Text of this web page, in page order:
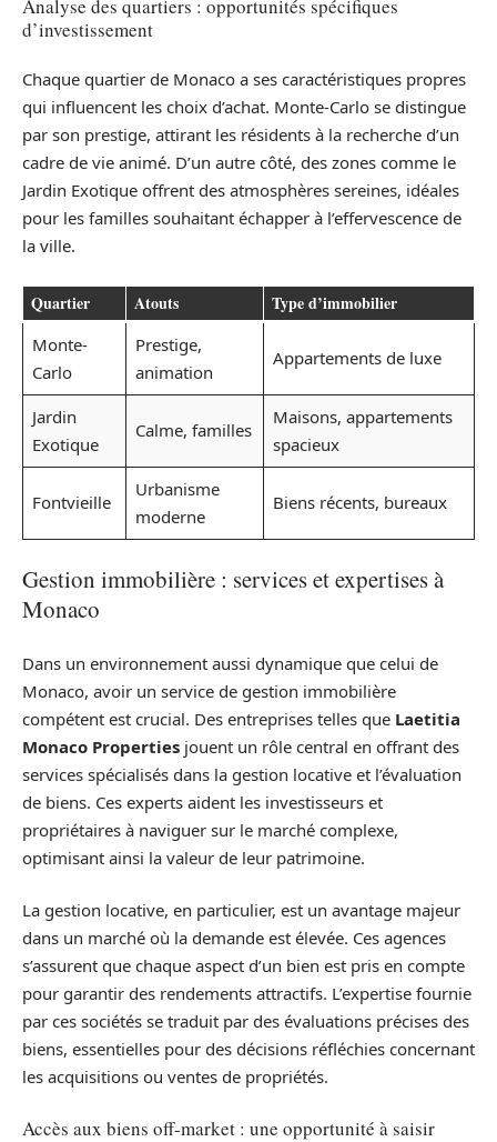
Analyse des quartiers : opportunités spécifiques
d’investissement
Chaque quartier de Monaco a ses caractéristiques propres
qui influencent les choix d’achat. Monte-Carlo se distingue
par son prestige, attirant les résidents à la recherche d’un
cadre de vie animé. D’un autre côté, des zones comme le
Jardin Exotique offrent des atmosphères sereines, idéales
pour les familles souhaitant échapper à l’effervescence de
la ville.
Quartier Atouts Type d’immobilier
Monte-
Carlo
Prestige,
animation
Appartements de luxe
Jardin
Exotique
Calme, familles
Maisons, appartements
spacieux
Fontvieille
Urbanisme
moderne
Biens récents, bureaux
Gestion immobilière : services et expertises à
Monaco
Dans un environnement aussi dynamique que celui de
Monaco, avoir un service de gestion immobilière
compétent est crucial. Des entreprises telles que Laetitia
Monaco Properties jouent un rôle central en offrant des
services spécialisés dans la gestion locative et l’évaluation
de biens. Ces experts aident les investisseurs et
propriétaires à naviguer sur le marché complexe,
optimisant ainsi la valeur de leur patrimoine.
La gestion locative, en particulier, est un avantage majeur
dans un marché où la demande est élevée. Ces agences
s’assurent que chaque aspect d’un bien est pris en compte
pour garantir des rendements attractifs. L’expertise fournie
par ces sociétés se traduit par des évaluations précises des
biens, essentielles pour des décisions réfléchies concernant
les acquisitions ou ventes de propriétés.
Accès aux biens off-market : une opportunité à saisir